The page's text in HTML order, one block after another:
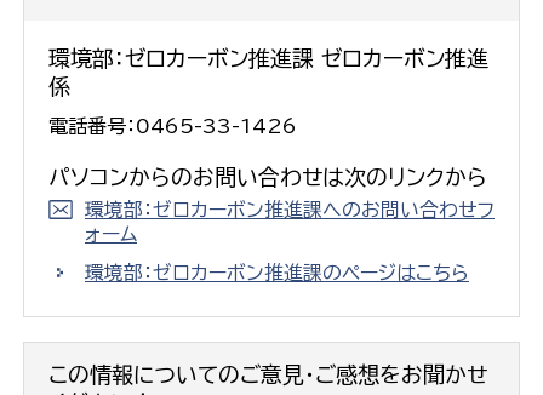
環境部：ゼロカーボン推進課 ゼロカーボン推進
係
電話番号：0465-33-1426
パソコンからのお問い合わせは次のリンクから
環境部：ゼロカーボン推進課へのお問い合わせフ
ォーム
環境部：ゼロカーボン推進課のページはこちら
この情報についてのご意見・ご感想をお聞かせ